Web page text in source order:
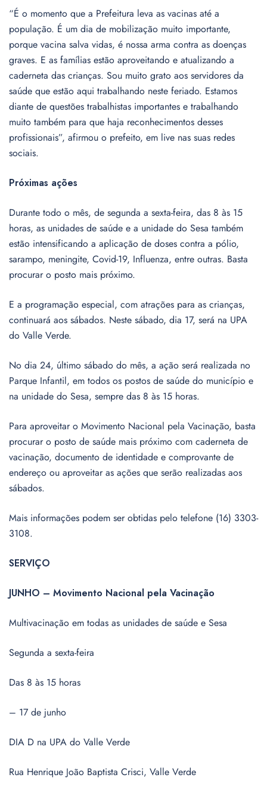
“É o momento que a Prefeitura leva as vacinas até a
população. É um dia de mobilização muito importante,
porque vacina salva vidas, é nossa arma contra as doenças
graves. E as famílias estão aproveitando e atualizando a
caderneta das crianças. Sou muito grato aos servidores da
saúde que estão aqui trabalhando neste feriado. Estamos
diante de questões trabalhistas importantes e trabalhando
muito também para que haja reconhecimentos desses
profissionais”, afirmou o prefeito, em live nas suas redes
sociais.
Próximas ações
Durante todo o mês, de segunda a sexta-feira, das 8 às 15
horas, as unidades de saúde e a unidade do Sesa também
estão intensificando a aplicação de doses contra a pólio,
sarampo, meningite, Covid-19, Influenza, entre outras. Basta
procurar o posto mais próximo.
E a programação especial, com atrações para as crianças,
continuará aos sábados. Neste sábado, dia 17, será na UPA
do Valle Verde.
No dia 24, último sábado do mês, a ação será realizada no
Parque Infantil, em todos os postos de saúde do município e
na unidade do Sesa, sempre das 8 às 15 horas.
Para aproveitar o Movimento Nacional pela Vacinação, basta
procurar o posto de saúde mais próximo com caderneta de
vacinação, documento de identidade e comprovante de
endereço ou aproveitar as ações que serão realizadas aos
sábados.
Mais informações podem ser obtidas pelo telefone (16) 3303-
3108.
SERVIÇO
JUNHO – Movimento Nacional pela Vacinação
Multivacinação em todas as unidades de saúde e Sesa
Segunda a sexta-feira
Das 8 às 15 horas
– 17 de junho
DIA D na UPA do Valle Verde
Rua Henrique João Baptista Crisci, Valle Verde